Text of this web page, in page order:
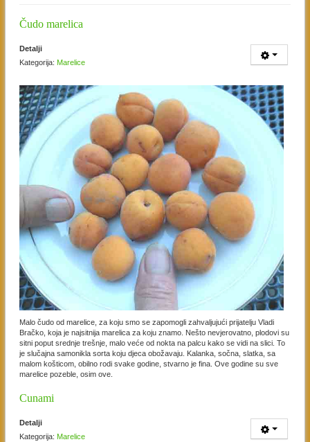
Čudo marelica
Detalji
Kategorija: Marelice
Malo čudo od marelice, za koju smo se zapomogli zahvaljujući prijatelju Vladi
Bračko, koja je najsitnija marelica za koju znamo. Nešto nevjerovatno, plodovi su
sitni poput srednje trešnje, malo veće od nokta na palcu kako se vidi na slici. To
je slučajna samonikla sorta koju djeca obožavaju. Kalanka, sočna, slatka, sa
malom košticom, obilno rodi svake godine, stvarno je fina. Ove godine su sve
marelice pozeble, osim ove.
Cunami
Detalji
Kategorija: Marelice